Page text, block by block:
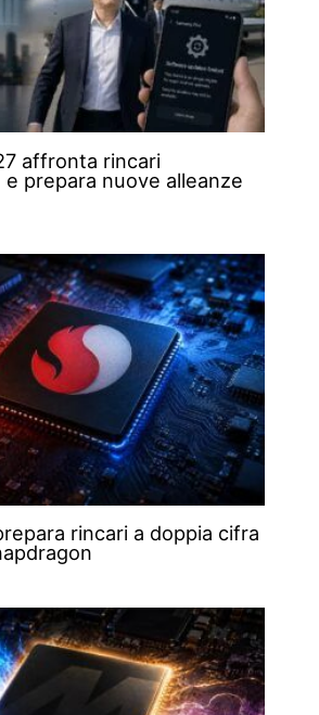
affronta rincari
e prepara nuove alleanze
rincari a doppia cifra